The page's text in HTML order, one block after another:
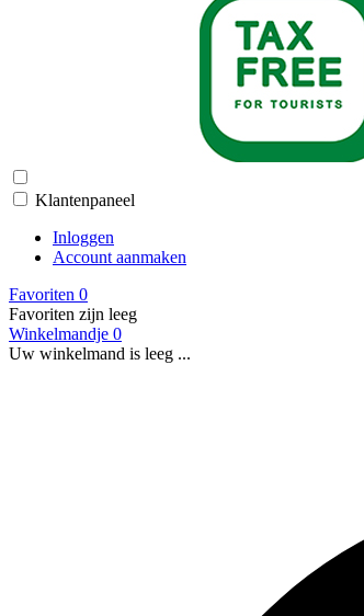
Klantenpaneel
Inloggen
Account aanmaken
Favoriten 0
Favoriten zijn leeg
Winkelmandje 0
Uw winkelmand is leeg ...